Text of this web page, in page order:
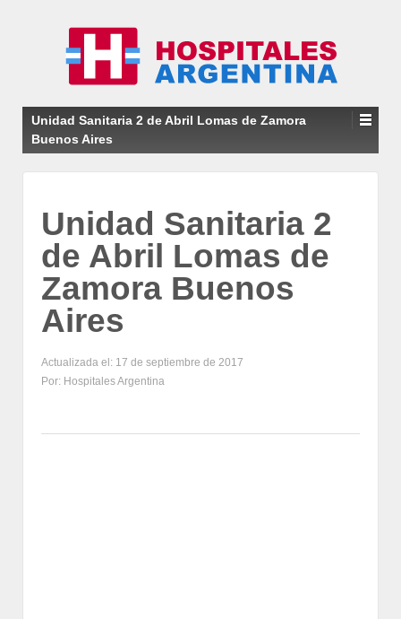
Unidad Sanitaria 2 de Abril Lomas de Zamora
Buenos Aires
Unidad Sanitaria 2
de Abril Lomas de
Zamora Buenos
Aires
Actualizada el: 17 de septiembre de 2017
Por: Hospitales Argentina